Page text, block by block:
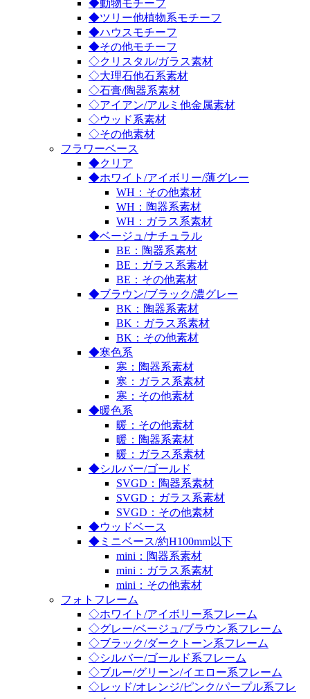
◆動物モチーフ
◆ツリー他植物系モチーフ
◆ハウスモチーフ
◆その他モチーフ
◇クリスタル/ガラス素材
◇大理石他石系素材
◇石膏/陶器系素材
◇アイアン/アルミ他金属素材
◇ウッド系素材
◇その他素材
フラワーベース
◆クリア
◆ホワイト/アイボリー/薄グレー
WH：その他素材
WH：陶器系素材
WH：ガラス系素材
◆ベージュ/ナチュラル
BE：陶器系素材
BE：ガラス系素材
BE：その他素材
◆ブラウン/ブラック/濃グレー
BK：陶器系素材
BK：ガラス系素材
BK：その他素材
◆寒色系
寒：陶器系素材
寒：ガラス系素材
寒：その他素材
◆暖色系
暖：その他素材
暖：陶器系素材
暖：ガラス系素材
◆シルバー/ゴールド
SVGD：陶器系素材
SVGD：ガラス系素材
SVGD：その他素材
◆ウッドベース
◆ミニベース/約H100mm以下
mini：陶器系素材
mini：ガラス系素材
mini：その他素材
フォトフレーム
◇ホワイト/アイボリー系フレーム
◇グレー/ベージュ/ブラウン系フレーム
◇ブラック/ダークトーン系フレーム
◇シルバー/ゴールド系フレーム
◇ブルー/グリーン/イエロー系フレーム
◇レッド/オレンジ/ピンク/パープル系フレ